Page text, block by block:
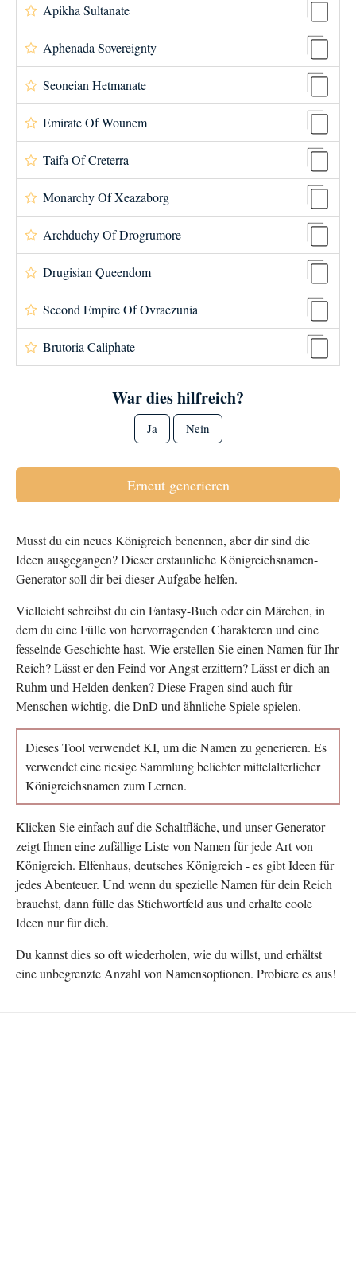
Apikha Sultanate
Aphenada Sovereignty
Seoneian Hetmanate
Emirate Of Wounem
Taifa Of Creterra
Monarchy Of Xeazaborg
Archduchy Of Drogrumore
Drugisian Queendom
Second Empire Of Ovraezunia
Brutoria Caliphate
War dies hilfreich?
Ja Nein
Erneut generieren
Musst du ein neues Königreich benennen, aber dir sind die
Ideen ausgegangen? Dieser erstaunliche Königreichsnamen-
Generator soll dir bei dieser Aufgabe helfen.
Vielleicht schreibst du ein Fantasy-Buch oder ein Märchen, in
dem du eine Fülle von hervorragenden Charakteren und eine
fesselnde Geschichte hast. Wie erstellen Sie einen Namen für Ihr
Reich? Lässt er den Feind vor Angst erzittern? Lässt er dich an
Ruhm und Helden denken? Diese Fragen sind auch für
Menschen wichtig, die DnD und ähnliche Spiele spielen.
Dieses Tool verwendet KI, um die Namen zu generieren. Es
verwendet eine riesige Sammlung beliebter mittelalterlicher
Königreichsnamen zum Lernen.
Klicken Sie einfach auf die Schaltfläche, und unser Generator
zeigt Ihnen eine zufällige Liste von Namen für jede Art von
Königreich. Elfenhaus, deutsches Königreich - es gibt Ideen für
jedes Abenteuer. Und wenn du spezielle Namen für dein Reich
brauchst, dann fülle das Stichwortfeld aus und erhalte coole
Ideen nur für dich.
Du kannst dies so oft wiederholen, wie du willst, und erhältst
eine unbegrenzte Anzahl von Namensoptionen. Probiere es aus!